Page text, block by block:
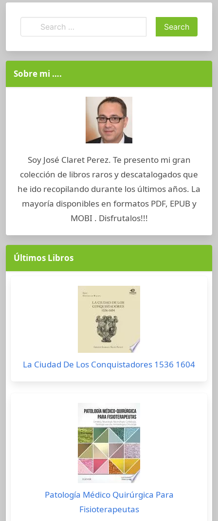
Sobre mi ….
Soy José Claret Perez. Te presento mi gran
colección de libros raros y descatalogados que
he ido recopilando durante los últimos años. La
mayoría disponibles en formatos PDF, EPUB y
MOBI . Disfrutalos!!!
Últimos Libros
La Ciudad De Los Conquistadores 1536 1604
Patología Médico Quirúrgica Para
Fisioterapeutas